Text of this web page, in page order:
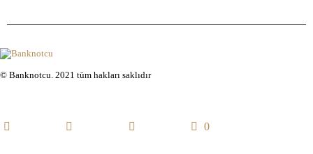
© Banknotcu. 2021 tüm hakları saklıdır
0